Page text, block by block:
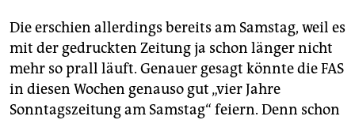
Die erschien allerdings bereits am Samstag, weil es
mit der gedruckten Zeitung ja schon länger nicht
mehr so prall läuft. Genauer gesagt könnte die FAS
in diesen Wochen genauso gut „vier Jahre
Sonntagszeitung am Samstag“ feiern. Denn schon